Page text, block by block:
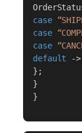
case
case
case
default ->
};
}
}